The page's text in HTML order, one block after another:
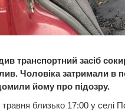
транспортний засіб
Чоловіка затримали в
йому про підозру.
близько 17:00 у селі